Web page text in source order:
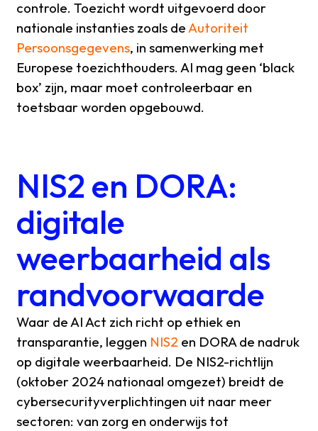
controle. Toezicht wordt uitgevoerd door
nationale instanties zoals deAutoriteit
Persoonsgegevens, in samenwerking met
Europese toezichthouders. AI mag geen ‘black
box’ zijn, maar moet controleerbaar en
toetsbaar worden opgebouwd.
NIS2 en DORA:
digitale
weerbaarheid als
randvoorwaarde
Waar de AI Act zich richt op ethiek en
transparantie, leggen NIS2 en DORA de nadruk
op digitale weerbaarheid. De NIS2-richtlijn
(oktober 2024 nationaal omgezet) breidt de
cybersecurityverplichtingen uit naar meer
sectoren: van zorg en onderwijs tot